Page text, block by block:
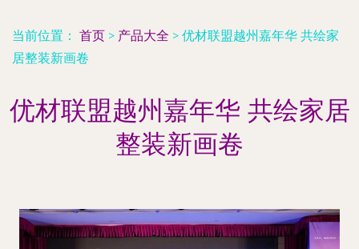
当前位置： 首页 > 产品大全 > 优材联盟越州嘉年华 共绘家
居整装新画卷
优材联盟越州嘉年华 共绘家居
整装新画卷